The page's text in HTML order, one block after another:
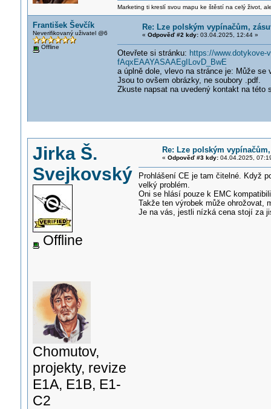
Marketing ti kreslí svou mapu ke štěstí na celý život,
František Ševčík
Neverifikovaný uživatel @6
Offline
Re: Lze polským vypínačům,
« Odpověď #2 kdy:03.04.2025, 12:44 »
Otevřete si stránku: https://www.dotykove-
fAqxEAAYASAAEgILovD_BwE
a úplně dole, vlevo na stránce je: Může se
Jsou to ovšem obrázky, ne soubory .pdf.
Zkuste napsat na uvedený kontakt na této
Jirka Š.
Svejkovský
Offline
Chomutov,
projekty, revize
E1A, E1B, E1-
C2
Re: Lze polským
« Odpověď #3 kdy:04.04.2025,
Prohlášení CE je tam čitelné. Když
velký problém.
Oni se hlásí pouze k EMC
Takže ten výrobek může ohrožovat,
Je na vás, jestli nízká cena stojí za